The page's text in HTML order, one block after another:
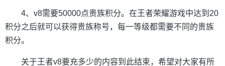
4、v8需要50000点贵族积分。在王者荣耀游戏中达到20
积分之后就可以获得贵族称号，每一等级都需要不同的贵族
积分。
关于王者v8要充多少的内容到此结束，希望对大家有所